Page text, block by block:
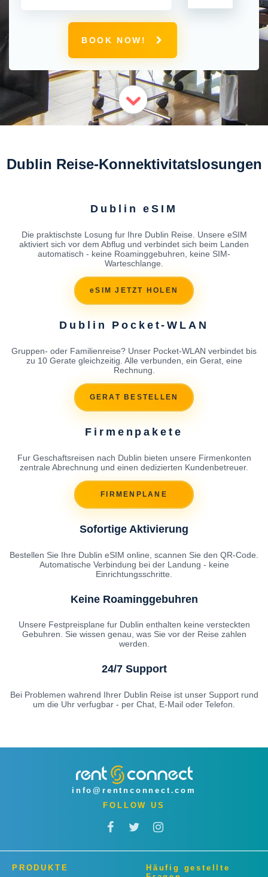
BOOK NOW!
Dublin Reise-Konnektivitatslosungen
Dublin eSIM
Die praktischste Losung fur Ihre Dublin Reise. Unsere eSIM
aktiviert sich vor dem Abflug und verbindet sich beim Landen
automatisch - keine Roaminggebuhren, keine SIM-
Warteschlange.
eSIM JETZT HOLEN
Dublin Pocket-WLAN
Gruppen- oder Familienreise? Unser Pocket-WLAN verbindet bis
zu 10 Gerate gleichzeitig. Alle verbunden, ein Gerat, eine
Rechnung.
GERAT BESTELLEN
Firmenpakete
Fur Geschaftsreisen nach Dublin bieten unsere Firmenkonten
zentrale Abrechnung und einen dedizierten Kundenbetreuer.
FIRMENPLANE
Sofortige Aktivierung
Bestellen Sie Ihre Dublin eSIM online, scannen Sie den QR-Code.
Automatische Verbindung bei der Landung - keine
Einrichtungsschritte.
Keine Roaminggebuhren
Unsere Festpreisplane fur Dublin enthalten keine versteckten
Gebuhren. Sie wissen genau, was Sie vor der Reise zahlen
werden.
24/7 Support
Bei Problemen wahrend Ihrer Dublin Reise ist unser Support rund
um die Uhr verfugbar - per Chat, E-Mail oder Telefon.
info@rentnconnect.com
FOLLOW US
PRODUKTE
Häufig gestellte